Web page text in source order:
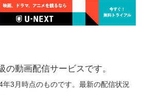
の動画配信サービスです。
3月時点のものです。最新の配信状況